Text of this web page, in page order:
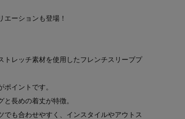
ーションも登場！
レッチ素材を使用したフレンチスリーブプ
イントです。
長めの着丈が特徴。
も合わせやすく、インスタイルやアウトス